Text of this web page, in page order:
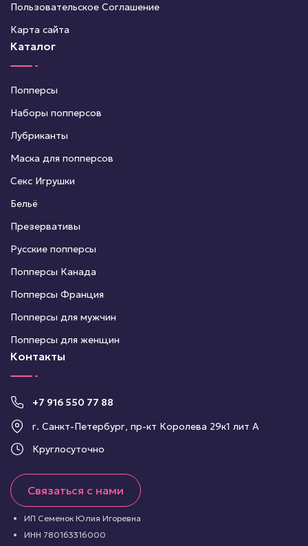
Пользовательское Соглашение
Карта сайта
Каталог
Попперсы
Наборы попперсов
Лубриканты
Маска для попперсов
Секс Игрушки
Бельё
Презервативы
Русские попперсы
Попперсы Канада
Попперсы Франция
Попперсы для мужчин
Попперсы для женщин
Контакты
+7 916 550 77 88
г. Санкт-Петербург, пр-кт Королева 29к1 лит А
Круглосуточно
Связаться с нами
ИП Семенок Юлия Игоревна
ИНН 780163316000